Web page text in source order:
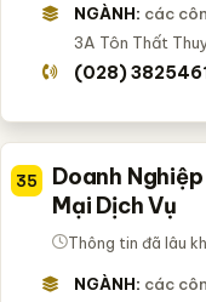
NGÀNH: các
3A Tôn Thất
(028)
35
Doanh
Mại Dịch Vụ
Thông tin đã lâu
NGÀNH: các